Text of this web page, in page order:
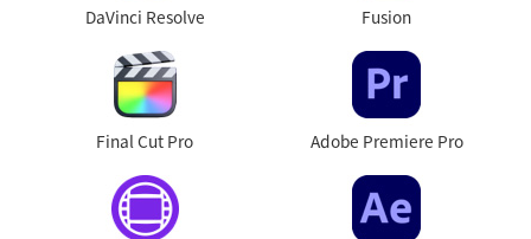
DaVinci Resolve Fusion
Final Cut Pro Adobe Premiere Pro